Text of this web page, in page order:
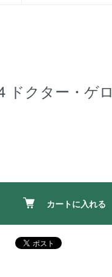
ドクター・ゲロ
カートに入れる